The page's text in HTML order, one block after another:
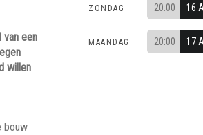
van een
willen
bouw
ZONDAG 20:00 16
MAANDAG 20:00 17